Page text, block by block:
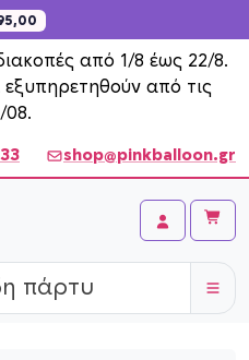
από 1/8 έως 22/8.
από τις
08.
shop@pinkballoon.gr
Account
Cart